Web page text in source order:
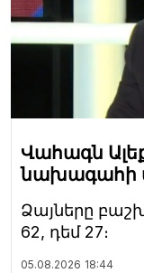
Վահագն
նախագահի
Ձայները
62, դեմ 27։
05.08.2026 18:44